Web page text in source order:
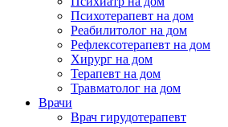
Психотерапевт на дом
Реабилитолог на дом
Рефлексотерапевт на дом
Хирург на дом
Терапевт на дом
Травматолог на дом
Врачи
Врач гирудотерапевт